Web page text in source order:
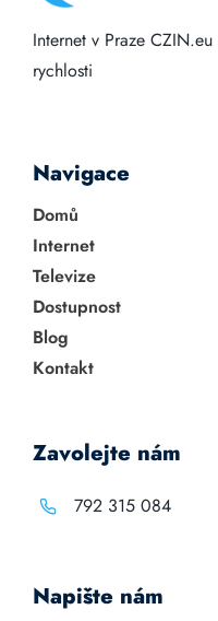
Internet v Praze CZIN.eu
rychlosti
Navigace
Domů
Internet
Televize
Dostupnost
Blog
Kontakt
Zavolejte nám
792 315 084
Napište nám